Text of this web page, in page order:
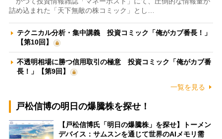
詰め込まれた「天下無敵の株コミック」とし…
テクニカル分析・集中講義 投資コミック「俺がカブ番長！」
【第10回】
不透明相場に勝つ信用取引の極意 投資コミック「俺がカブ番
長！」【第9回】
一覧を見る
戸松信博の明日の爆騰株を探せ！
【戸松信博氏「明日の爆騰株」を探せ】トーメン
デバイス：サムスンを通じて世界のAIメモリ需